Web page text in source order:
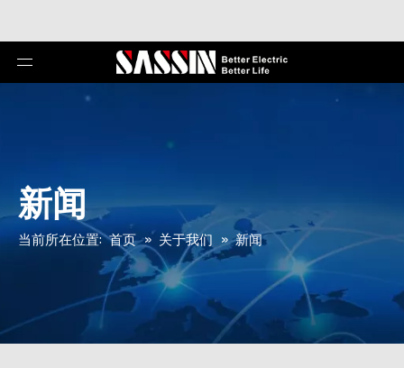
新闻
当前所在位置: 首页 » 关于我们 » 新闻